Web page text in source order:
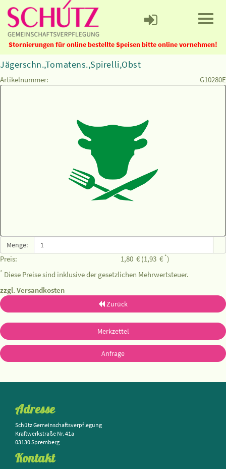
Stornierungen für online bestellte Speisen bitte online vornehmen!
Jägerschn.,Tomatens.,Spirelli,Obst
Artikelnummer: G10280E
Menge:
Preis: 1,80 € (1,93 € *)
* Diese Preise sind inklusive der gesetzlichen Mehrwertsteuer.
zzgl. Versandkosten
Zurück
Merkzettel
Anfrage
Adresse
Schütz Gemeinschaftsverpflegung
Kraftwerkstraße Nr. 41a
03130 Spremberg
Kontakt